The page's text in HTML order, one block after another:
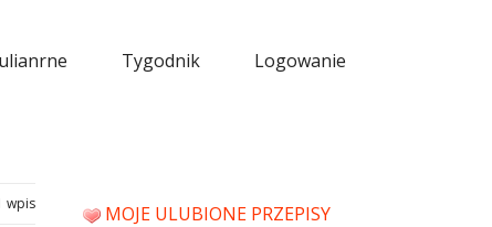
Tygodnik Logowanie
wpis MOJE ULUBIONE PRZEPISY